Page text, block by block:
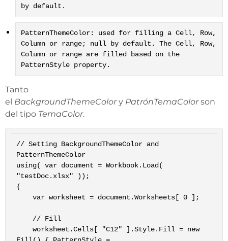
by default.
PatternThemeColor: used for filling a Cell, Row,
Column or range; null by default. The Cell, Row,
Column or range are filled based on the
PatternStyle property.
Tanto
el BackgroundThemeColory PatrónTemaColorson
del tipo TemaColor.
// Setting BackgroundThemeColor and
PatternThemeColor
using( var document = Workbook.Load(
"testDoc.xlsx" ));
{